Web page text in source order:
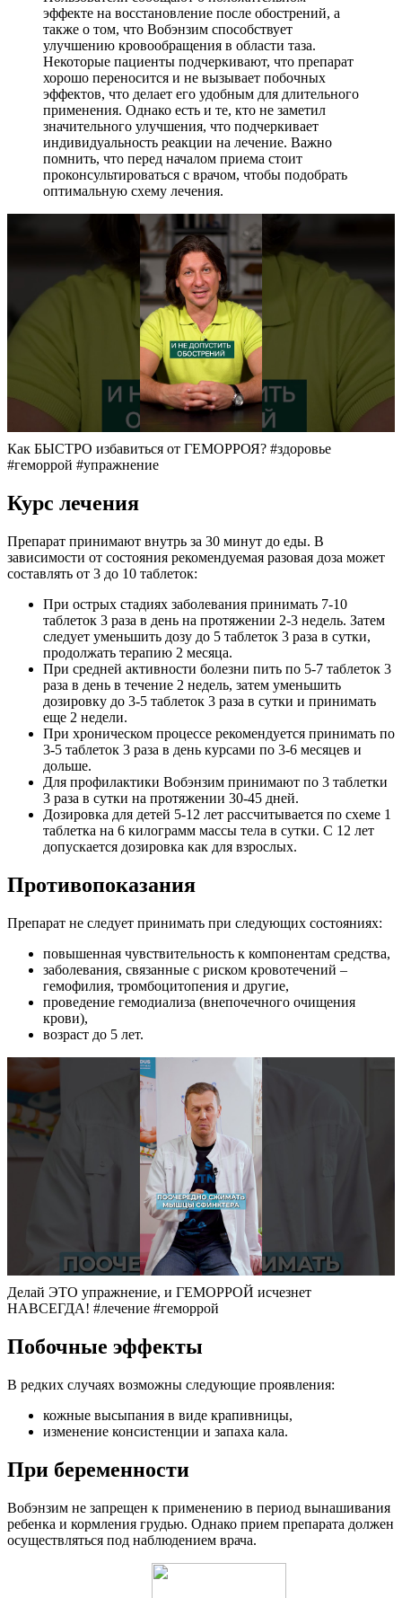
эффекте на восстановление после обострений, а
также о том, что Вобэнзим способствует
улучшению кровообращения в области таза.
Некоторые пациенты подчеркивают, что препарат
хорошо переносится и не вызывает побочных
эффектов, что делает его удобным для длительного
применения. Однако есть и те, кто не заметил
значительного улучшения, что подчеркивает
индивидуальность реакции на лечение. Важно
помнить, что перед началом приема стоит
проконсультироваться с врачом, чтобы подобрать
оптимальную схему лечения.
Как БЫСТРО избавиться от ГЕМОРРОЯ? #здоровье
#геморрой #упражнение
Курс лечения
Препарат принимают внутрь за 30 минут до еды. В
зависимости от состояния рекомендуемая разовая доза может
составлять от 3 до 10 таблеток:
При острых стадиях заболевания принимать 7-10
таблеток 3 раза в день на протяжении 2-3 недель. Затем
следует уменьшить дозу до 5 таблеток 3 раза в сутки,
продолжать терапию 2 месяца.
При средней активности болезни пить по 5-7 таблеток 3
раза в день в течение 2 недель, затем уменьшить
дозировку до 3-5 таблеток 3 раза в сутки и принимать
еще 2 недели.
При хроническом процессе рекомендуется принимать по
3-5 таблеток 3 раза в день курсами по 3-6 месяцев и
дольше.
Для профилактики Вобэнзим принимают по 3 таблетки
3 раза в сутки на протяжении 30-45 дней.
Дозировка для детей 5-12 лет рассчитывается по схеме 1
таблетка на 6 килограмм массы тела в сутки. С 12 лет
допускается дозировка как для взрослых.
Противопоказания
Препарат не следует принимать при следующих состояниях:
повышенная чувствительность к компонентам средства,
заболевания, связанные с риском кровотечений –
гемофилия, тромбоцитопения и другие,
проведение гемодиализа (внепочечного очищения
крови),
возраст до 5 лет.
Делай ЭТО упражнение, и ГЕМОРРОЙ исчезнет
НАВСЕГДА! #лечение #геморрой
Побочные эффекты
В редких случаях возможны следующие проявления:
кожные высыпания в виде крапивницы,
изменение консистенции и запаха кала.
При беременности
Вобэнзим не запрещен к применению в период вынашивания
ребенка и кормления грудью. Однако прием препарата должен
осуществляться под наблюдением врача.